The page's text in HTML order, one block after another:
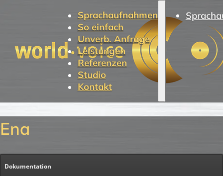
Sprachaufnahmen
So einfach
Unverb. Anfrage
Leistungen
Referenzen
Studio
Kontakt
Ena
Dokumentation